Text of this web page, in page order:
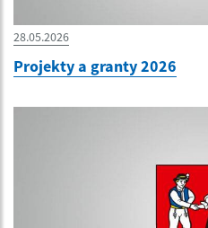
28.05.2026
Projekty a granty 2026